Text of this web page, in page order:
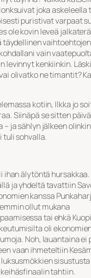
joka askeleella
puristivat varpaat
ole kovin leveä
täydellinen
vain
levinnyt kenkiinkin.
olivatko ne timantit?
kotiin, Ilkka jo
Siinäpä se sitten
– ja sählyn jälkeen
tuli sohvalla.
ihan älytöntä
ja yhdeltä tavattiin
kanssa
ollut mukana
tai ehkä
oli
Noh, lauantaina ei
vaan ihmeteltiin
tahtiin.